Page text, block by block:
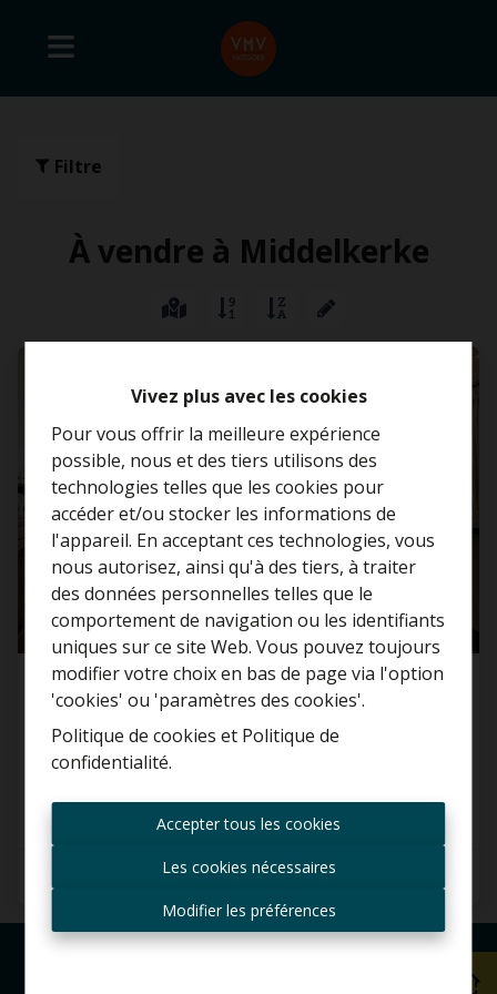
Vivez plus avec les cookies
Pour vous offrir la meilleure expérience
possible, nous et des tiers utilisons des
technologies telles que les cookies pour
accéder et/ou stocker les informations de
l'appareil. En acceptant ces technologies, vous
nous autorisez, ainsi qu'à des tiers, à traiter
des données personnelles telles que le
comportement de navigation ou les identifiants
uniques sur ce site Web. Vous pouvez toujours
modifier votre choix en bas de page via l'option
'cookies' ou 'paramètres des cookies'.
Politique de cookies et Politique de
confidentialité.
Accepter tous les cookies
Les cookies nécessaires
Modifier les préférences
Filtre
À vendre à Middelkerke
Appartement
8430 Middelkerke
92 m²
Curieux de connaître la
valeur de votre maison ?
Estimation gratuite
Toujours être le premier
informé des nouvelles
offres ?
mail